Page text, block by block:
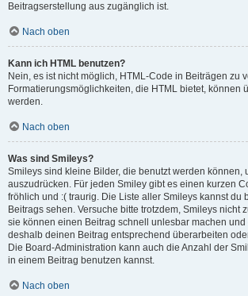
Beitragserstellung aus zugänglich ist.
Nach oben
Kann ich HTML benutzen?
Nein, es ist nicht möglich, HTML-Code in Beiträgen zu
Formatierungsmöglichkeiten, die HTML bietet, können
werden.
Nach oben
Was sind Smileys?
Smileys sind kleine Bilder, die benutzt werden können,
auszudrücken. Für jeden Smiley gibt es einen kurzen
fröhlich und :( traurig. Die Liste aller Smileys kannst du
Beitrags sehen. Versuche bitte trotzdem, Smileys nicht
sie können einen Beitrag schnell unlesbar machen
deshalb deinen Beitrag entsprechend überarbeiten
Die Board-Administration kann auch die Anzahl der
in einem Beitrag benutzen kannst.
Nach oben